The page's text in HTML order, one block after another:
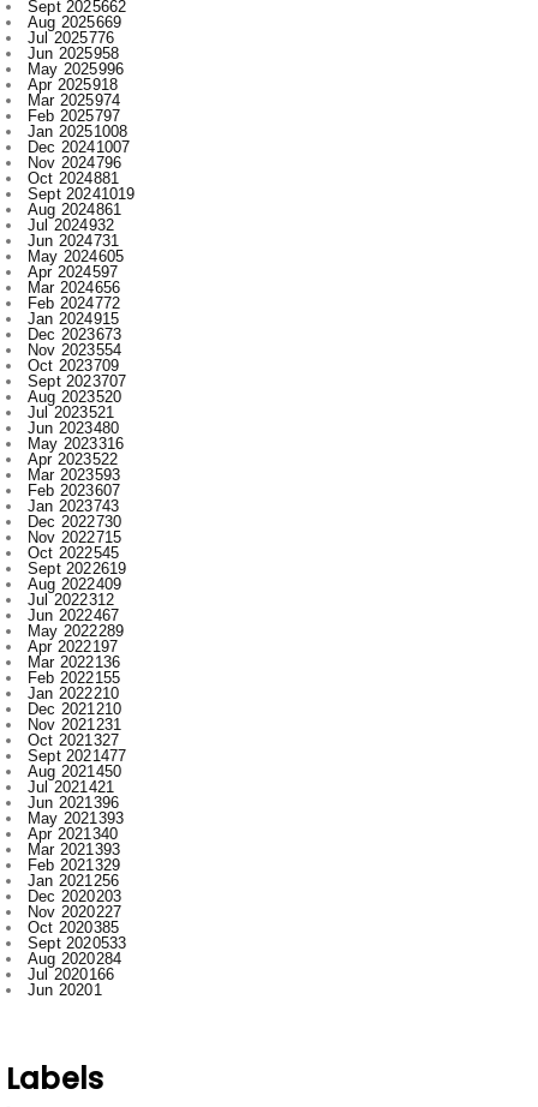
Apr 2025918
Mar 2025974
Feb 2025797
Jan 20251008
Dec 20241007
Nov 2024796
Oct 2024881
Sept 20241019
Aug 2024861
Jul 2024932
Jun 2024731
May 2024605
Apr 2024597
Mar 2024656
Feb 2024772
Jan 2024915
Dec 2023673
Nov 2023554
Oct 2023709
Sept 2023707
Aug 2023520
Jul 2023521
Jun 2023480
May 2023316
Apr 2023522
Mar 2023593
Feb 2023607
Jan 2023743
Dec 2022730
Nov 2022715
Oct 2022545
Sept 2022619
Aug 2022409
Jul 2022312
Jun 2022467
May 2022289
Apr 2022197
Mar 2022136
Feb 2022155
Jan 2022210
Dec 2021210
Nov 2021231
Oct 2021327
Sept 2021477
Aug 2021450
Jul 2021421
Jun 2021396
May 2021393
Apr 2021340
Mar 2021393
Feb 2021329
Jan 2021256
Dec 2020203
Nov 2020227
Oct 2020385
Sept 2020533
Aug 2020284
Jul 2020166
Jun 20201
Ambagarh
Ambagarh Chauki